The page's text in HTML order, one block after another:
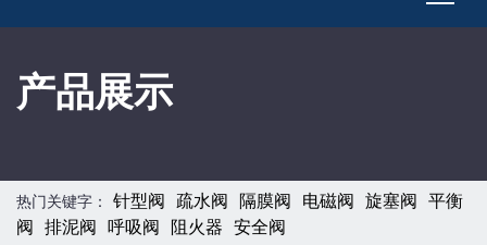
产品展示
热门关键字： 针型阀 疏水阀 隔膜阀 电磁阀 旋塞阀
平衡
阀
排泥阀 呼吸阀 阻火器 安全阀